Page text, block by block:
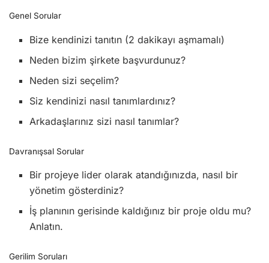
Genel Sorular
Bize kendinizi tanıtın (2 dakikayı aşmamalı)
Neden bizim şirkete başvurdunuz?
Neden sizi seçelim?
Siz kendinizi nasıl tanımlardınız?
Arkadaşlarınız sizi nasıl tanımlar?
Davranışsal Sorular
Bir projeye lider olarak atandığınızda, nasıl bir
yönetim gösterdiniz?
İş planının gerisinde kaldığınız bir proje oldu mu?
Anlatın.
Gerilim Soruları